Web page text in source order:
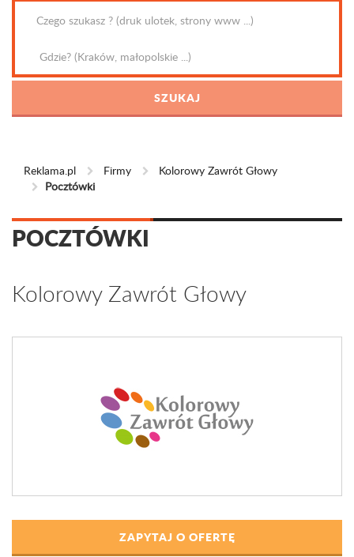
Reklama.pl Firmy
Kolorowy Zawrót Głowy
Pocztówki
POCZTÓWKI
Kolorowy Zawrót Głowy
ZAPYTAJ O OFERTĘ